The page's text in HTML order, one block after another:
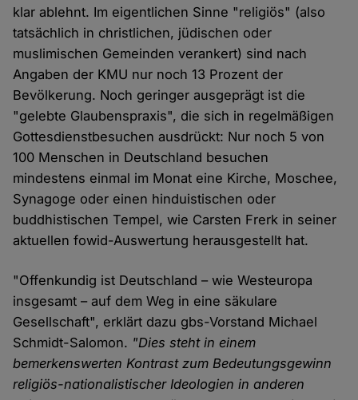
klar ablehnt. Im eigentlichen Sinne "religiös" (also
tatsächlich in christlichen, jüdischen oder
muslimischen Gemeinden verankert) sind nach
Angaben der KMU nur noch 13 Prozent der
Bevölkerung. Noch geringer ausgeprägt ist die
"gelebte Glaubenspraxis", die sich in regelmäßigen
Gottesdienstbesuchen ausdrückt: Nur noch 5 von
100 Menschen in Deutschland besuchen
mindestens einmal im Monat eine Kirche, Moschee,
Synagoge oder einen hinduistischen oder
buddhistischen Tempel, wie Carsten Frerk in seiner
aktuellen fowid-Auswertung herausgestellt hat.
"Offenkundig ist Deutschland – wie Westeuropa
insgesamt – auf dem Weg in eine säkulare
Gesellschaft", erklärt dazu gbs-Vorstand Michael
Schmidt-Salomon. "Dies steht in einem
bemerkenswerten Kontrast zum Bedeutungsgewinn
religiös-nationalistischer Ideologien in anderen